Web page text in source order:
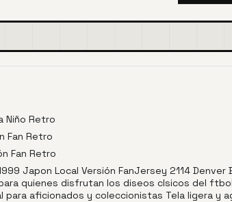
Niño Retro
Fan Retro
Fan Retro
Japon Local Versión FanJersey 2114
quienes disfrutan los diseos clsicos del
aficionados y coleccionistas Tela ligera y